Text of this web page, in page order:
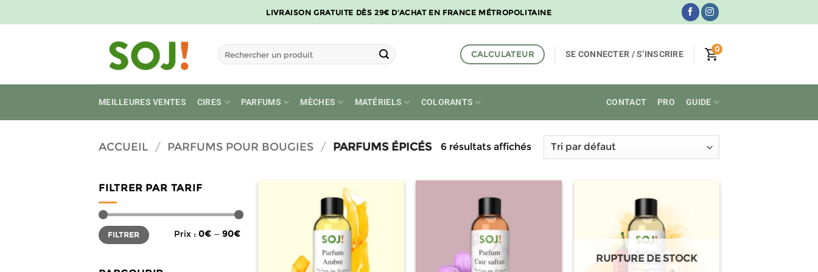
au
LIVRAISON GRATUITE DÈS 29€ D'ACHAT EN FRANCE MÉTROPOLITAINE
Recherche
pour :
CALCULATEUR SE CONNECTER / S’INSCRIRE 0
MEILLEURES VENTES CIRES PARFUMS MÈCHES MATÉRIELS COLORANTS CONTACT PRO GUIDE
ACCUEIL / PARFUMS POUR BOUGIES / PARFUMS ÉPICÉS 6 résultats affichés
FILTRER PAR TARIF
Prix
min
Prix
maxFILTRER Prix : 0€— 90€
RUPTURE DE STOCK